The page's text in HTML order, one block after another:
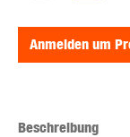
Anmelden um
Beschreibung